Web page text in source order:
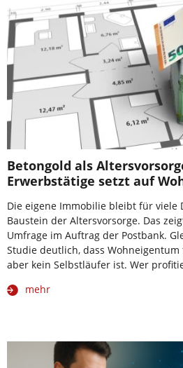
Betongold als
Erwerbstätige setzt auf
Die eigene Immobilie bleibt für viele
Baustein der Altersvorsorge. Das
Umfrage im Auftrag der Postbank.
Studie deutlich, dass
aber kein Selbstläufer ist. Wer
mehr